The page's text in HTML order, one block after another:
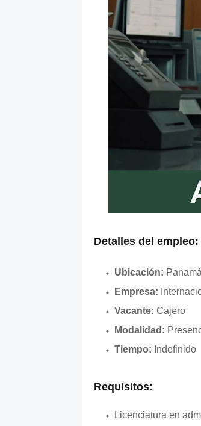
Detalles del empleo:
Ubicación:
Empresa:
Vacante: Cajero
Modalidad:
Tiempo: Indefinido
Requisitos:
Licenciatura en